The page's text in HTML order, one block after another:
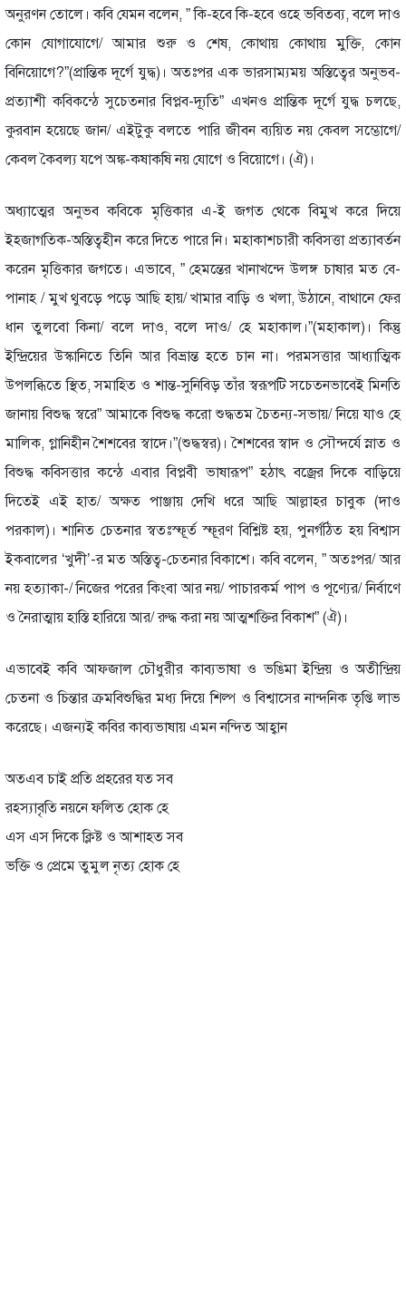
অনুরণন তোলে। কবি যেমন বলেন, ” কি-হবে কি-হবে ওহে ভবিতব্য, বলে দাও
কোন যোগাযোগে/ আমার শুরু ও শেষ, কোথায় কোথায় মুক্তি, কোন
বিনিয়োগে?”(প্রান্তিক দূর্গে যুদ্ধ)। অতঃপর এক ভারসাম্যময় অস্তিত্বের অনুভব-
প্রত্যাশী কবিকন্ঠে সুচেতনার বিপ্লব-দ্যূতি” এখনও প্রান্তিক দূর্গে যুদ্ধ চলছে,
কুরবান হয়েছে জান/ এইটুকু বলতে পারি জীবন ব্যয়িত নয় কেবল সম্ভোগে/
কেবল কৈবল্য যপে অঙ্ক-কষাকষি নয় যোগে ও বিয়োগে। (ঐ)।
অধ্যাত্মের অনুভব কবিকে মৃত্তিকার এ-ই জগত থেকে বিমুখ করে দিয়ে
ইহজাগতিক-অস্তিত্বহীন করে দিতে পারে নি। মহাকাশচারী কবিসত্তা প্রত্যাবর্তন
করেন মৃত্তিকার জগতে। এভাবে, ” হেমন্তের খানাখন্দে উলঙ্গ চাষার মত বে-
পানাহ / মুখ থুবড়ে পড়ে আছি হায়/ খামার বাড়ি ও খলা, উঠানে, বাথানে ফের
ধান তুলবো কিনা/ বলে দাও, বলে দাও/ হে মহাকাল।”(মহাকাল)। কিন্তু
ইন্দ্রিয়ের উস্কানিতে তিনি আর বিভ্রান্ত হতে চান না। পরমসত্তার আধ্যাত্মিক
উপলব্ধিতে স্থিত, সমাহিত ও শান্ত-সুনিবিড় তাঁর স্বরূপটি সচেতনভাবেই মিনতি
জানায় বিশুদ্ধ স্বরে” আমাকে বিশুদ্ধ করো শুদ্ধতম চৈতন্য-সভায়/ নিয়ে যাও হে
মালিক, গ্লানিহীন শৈশবের স্বাদে।”(শুদ্ধস্বর)। শৈশবের স্বাদ ও সৌন্দর্যে স্নাত ও
বিশুদ্ধ কবিসত্তার কন্ঠে এবার বিপ্লবী ভাষারূপ” হঠাৎ বজ্রের দিকে বাড়িয়ে
দিতেই এই হাত/ অক্ষত পাঞ্জায় দেখি ধরে আছি আল্লাহর চাবুক (দাও
পরকাল)। শানিত চেতনার স্বতঃস্ফূর্ত স্ফূরণ বিশ্লিষ্ট হয়, পুনর্গঠিত হয় বিশ্বাস
ইকবালের ‘খুদী’-র মত অস্তিত্ব-চেতনার বিকাশে। কবি বলেন, ” অতঃপর/ আর
নয় হত্যাকা-/ নিজের পরের কিংবা আর নয়/ পাচারকর্ম পাপ ও পূণ্যের/ নির্বাণে
ও নৈরাত্মায় হাস্তি হারিয়ে আর/ রুদ্ধ করা নয় আত্মশক্তির বিকাশ” (ঐ)।
এভাবেই কবি আফজাল চৌধুরীর কাব্যভাষা ও ভঙিমা ইন্দ্রিয় ও অতীন্দ্রিয়
চেতনা ও চিন্তার ক্রমবিশুদ্ধির মধ্য দিয়ে শিল্প ও বিশ্বাসের নান্দনিক তৃপ্তি লাভ
করেছে। এজন্যই কবির কাব্যভাষায় এমন নন্দিত আহ্বান
অতএব চাই প্রতি প্রহরের যত সব
রহস্যাবৃতি নয়নে ফলিত হোক হে
এস এস দিকে ক্লিষ্ট ও আশাহত সব
ভক্তি ও প্রেমে তুমুল নৃত্য হোক হে